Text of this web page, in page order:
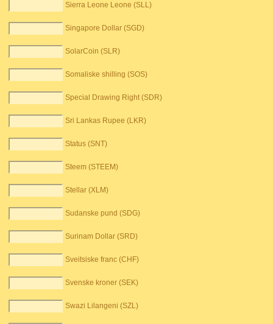
Sierra Leone Leone (SLL)
Singapore Dollar (SGD)
SolarCoin (SLR)
Somaliske shilling (SOS)
Special Drawing Right (SDR)
Sri Lankas Rupee (LKR)
Status (SNT)
Steem (STEEM)
Stellar (XLM)
Sudanske pund (SDG)
Surinam Dollar (SRD)
Sveitsiske franc (CHF)
Svenske kroner (SEK)
Swazi Lilangeni (SZL)